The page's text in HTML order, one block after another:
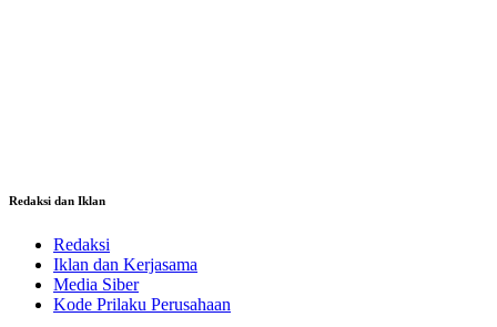
Redaksi dan Iklan
Redaksi
Iklan dan Kerjasama
Media Siber
Kode Prilaku Perusahaan